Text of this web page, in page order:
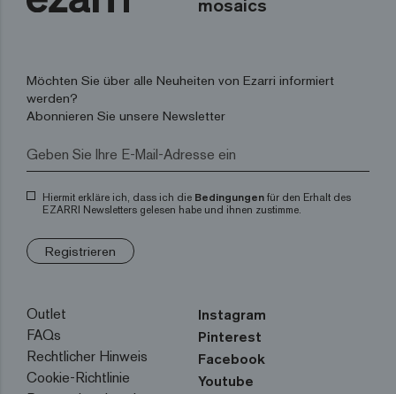
mosaics
Möchten Sie über alle Neuheiten von Ezarri informiert
werden?
Abonnieren Sie unsere Newsletter
Hiermit erkläre ich, dass ich die Bedingungen für den Erhalt des
EZARRI Newsletters gelesen habe und ihnen zustimme.
Registrieren
Outlet
FAQs
Rechtlicher Hinweis
Cookie-Richtlinie
Instagram
Pinterest
Facebook
Youtube